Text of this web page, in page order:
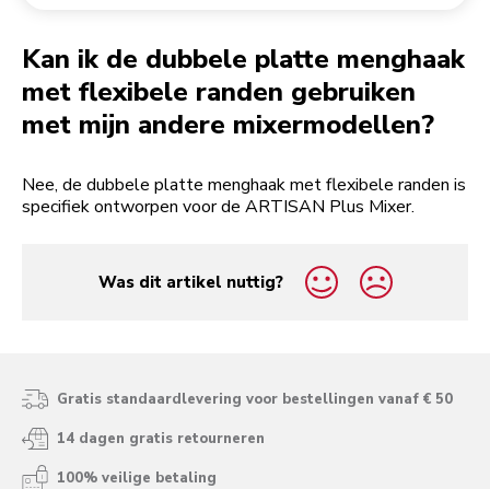
Kan ik de dubbele platte menghaak
met flexibele randen gebruiken
met mijn andere mixermodellen?
Nee, de dubbele platte menghaak met flexibele randen is
specifiek ontworpen voor de ARTISAN Plus Mixer.
Was dit artikel nuttig?
yes
no
Gratis standaardlevering voor bestellingen vanaf € 50
14 dagen gratis retourneren
100% veilige betaling